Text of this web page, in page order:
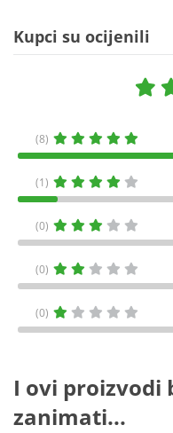
Kupci su ocijenili
(8)
(1)
(0)
(0)
(0)
I ovi proizvodi
zanimati...